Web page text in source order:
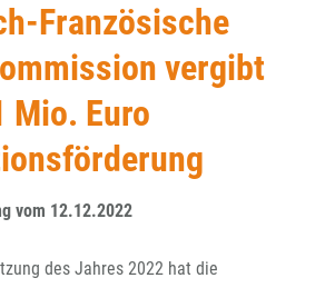
Französische
vergibt
Mio. Euro
vom 12.12.2022
des Jahres 2022 hat die